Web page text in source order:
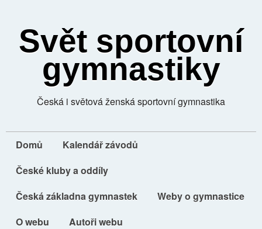
Svět sportovní
gymnastiky
Česká i světová ženská sportovní gymnastika
Domů
Kalendář závodů
České kluby a oddíly
Česká základna gymnastek
Weby o gymnastice
O webu
Autoři webu